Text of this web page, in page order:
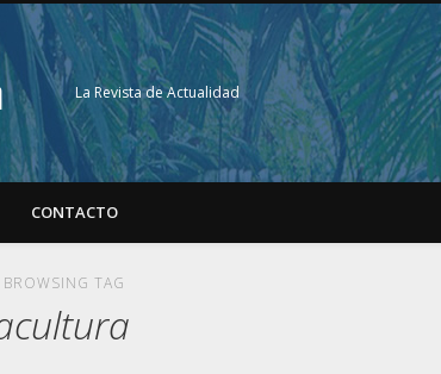
La Revista de Actualidad
CONTACTO
TAG